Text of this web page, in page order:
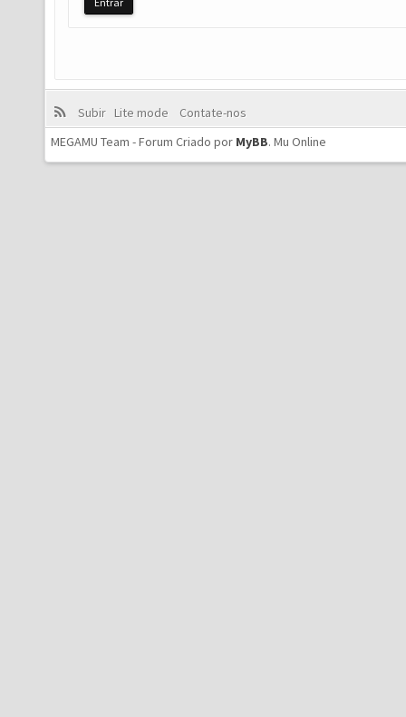
Subir Lite mode
Contate-nos
MEGAMU Team - Forum Criado por MyBB. Mu Online